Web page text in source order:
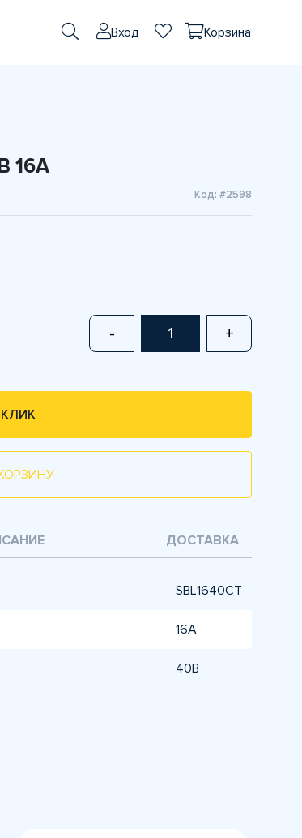
Вход Корзина
16A
Код: #2598
- +
ДОСТАВКА
SBL1640CT
16А
40В